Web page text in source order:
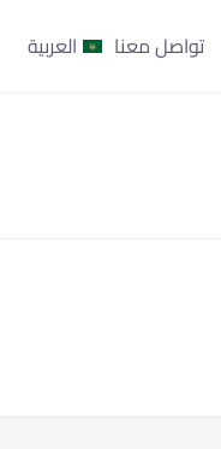
تواصل معنا العربية